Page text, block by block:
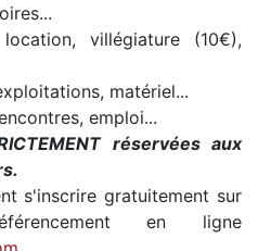
villégiature (10€),
matériel...
emploi...
réservées aux
s'inscrire gratuitement sur
en ligne